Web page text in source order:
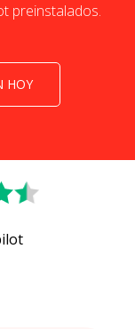
preinstalados.
HOY